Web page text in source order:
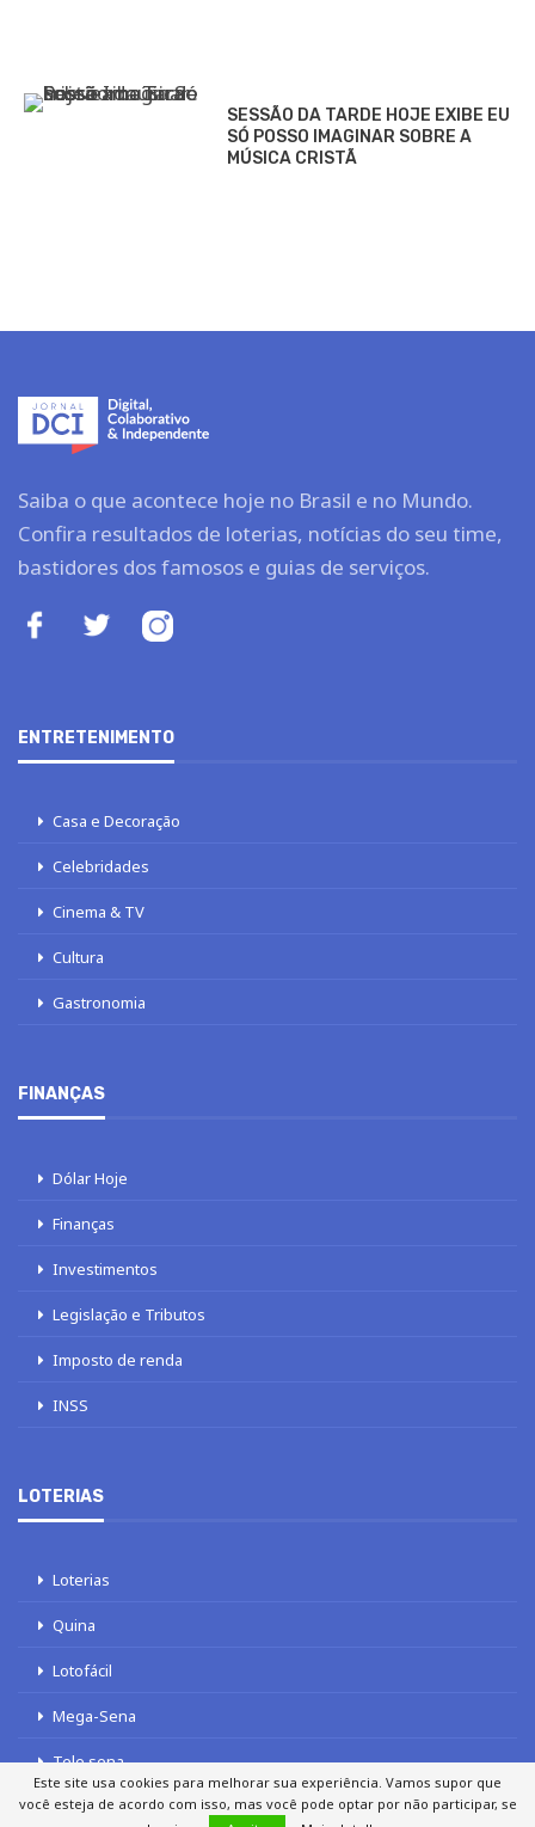
SESSÃO DA TARDE HOJE EXIBE EU
SÓ POSSO IMAGINAR SOBRE A
MÚSICA CRISTÃ
Saiba o que acontece hoje no Brasil e no Mundo.
Confira resultados de loterias, notícias do seu time,
bastidores dos famosos e guias de serviços.
ENTRETENIMENTO
Casa e Decoração
Celebridades
Cinema & TV
Cultura
Gastronomia
FINANÇAS
Dólar Hoje
Finanças
Investimentos
Legislação e Tributos
Imposto de renda
INSS
LOTERIAS
Loterias
Quina
Lotofácil
Mega-Sena
Tele sena
Este site usa cookies para melhorar sua experiência. Vamos supor que
você esteja de acordo com isso, mas você pode optar por não participar, se